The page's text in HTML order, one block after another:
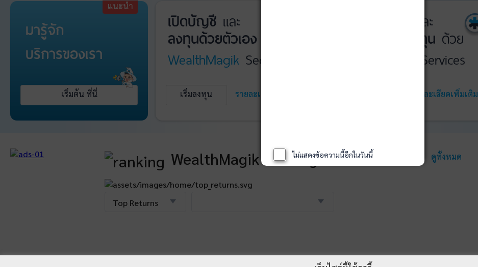
แนะนำ
มารู้จัก
บริการของเรา
เริ่มต้น ที่นี่
เปิดบัญชี และ
ลงทุนด้วยตัวเอง
WealthMagikSecurities
เริ่มลงทุน รายละเอียดเพิ่มเติม
และ
ติดตามการลงทุน ด้วย
Services
รายละเอียดเพิ่มเติม
WealthMagik Rankings ดูทั้งหมด
Top Returns
ไม่แสดงข้อความนี้อีกในวันนี้